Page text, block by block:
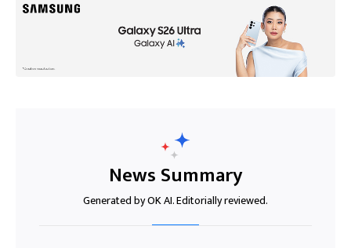
News Summary
Generated by OK AI. Editorially reviewed.